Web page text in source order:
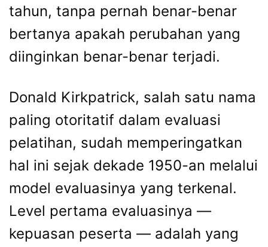
tahun, tanpa pernah benar-benar
bertanya apakah perubahan yang
diinginkan benar-benar terjadi.
Donald Kirkpatrick, salah satu nama
paling otoritatif dalam evaluasi
pelatihan, sudah memperingatkan
hal ini sejak dekade 1950-an melalui
model evaluasinya yang terkenal.
Level pertama evaluasinya —
kepuasan peserta — adalah yang